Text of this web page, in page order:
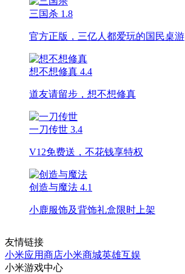
三国杀 1.8
官方正版，三亿人都爱玩的国民桌游
想不想修真 4.4
道友请留步，想不想修真
一刀传世 3.4
V12免费送，不花钱享特权
创造与魔法 4.1
小鹿服饰及背饰礼盒限时上架
友情链接
小米应用商店小米商城英雄互娱
小米游戏中心